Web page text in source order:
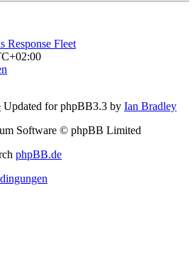
Response Fleet
Updated for phpBB3.3 by Ian Bradley
Software © phpBB Limited
phpBB.de